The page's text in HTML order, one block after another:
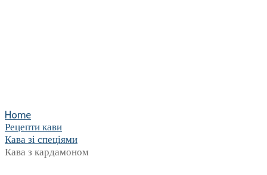
Home
Рецепти кави
Кава зі спеціями
Кава з кардамоном